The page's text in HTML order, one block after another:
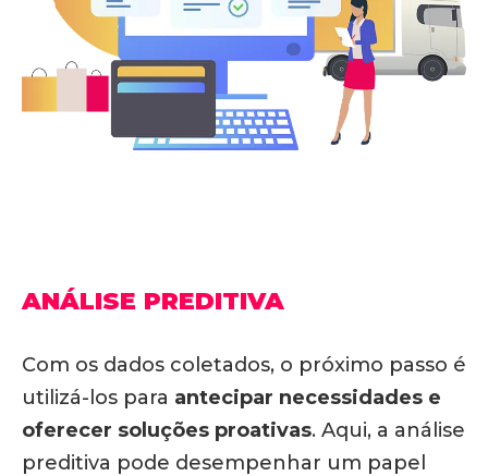
ANÁLISE PREDITIVA
Com os dados coletados, o próximo passo é
utilizá-los para antecipar necessidades e
oferecer soluções proativas. Aqui, a análise
preditiva pode desempenhar um papel